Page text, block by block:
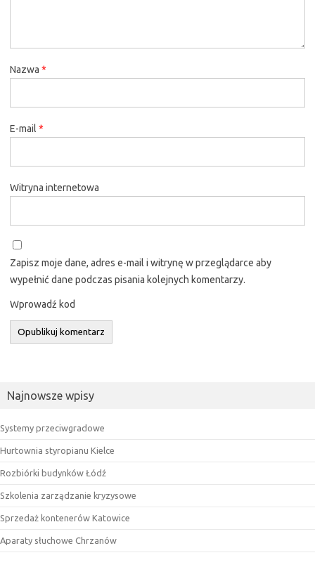
Nazwa *
E-mail *
Witryna internetowa
Zapisz moje dane, adres e-mail i witrynę w przeglądarce aby
wypełnić dane podczas pisania kolejnych komentarzy.
Wprowadź kod
Najnowsze wpisy
Systemy przeciwgradowe
Hurtownia styropianu Kielce
Rozbiórki budynków Łódź
Szkolenia zarządzanie kryzysowe
Sprzedaż kontenerów Katowice
Aparaty słuchowe Chrzanów